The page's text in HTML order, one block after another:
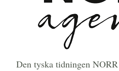
Den tyska tidningen